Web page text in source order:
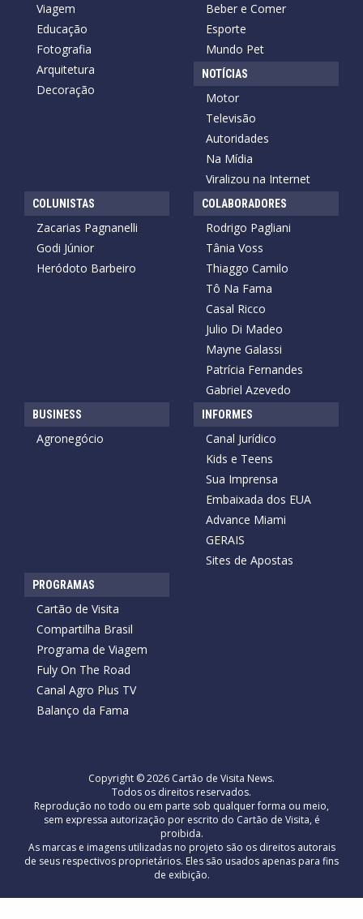
Viagem
Educação
Fotografia
Arquitetura
Decoração
Beber e Comer
Esporte
Mundo Pet
NOTÍCIAS
Motor
Televisão
Autoridades
Na Mídia
Viralizou na Internet
COLUNISTAS
Zacarias Pagnanelli
Godi Júnior
Heródoto Barbeiro
COLABORADORES
Rodrigo Pagliani
Tânia Voss
Thiaggo Camilo
Tô Na Fama
Casal Ricco
Julio Di Madeo
Mayne Galassi
Patrícia Fernandes
Gabriel Azevedo
BUSINESS
Agronegócio
INFORMES
Canal Jurídico
Kids e Teens
Sua Imprensa
Embaixada dos EUA
Advance Miami
GERAIS
Sites de Apostas
PROGRAMAS
Cartão de Visita
Compartilha Brasil
Programa de Viagem
Fuly On The Road
Canal Agro Plus TV
Balanço da Fama
Copyright © 2026 Cartão de Visita News.
Todos os direitos reservados.
Reprodução no todo ou em parte sob qualquer forma ou meio,
sem expressa autorização por escrito do Cartão de Visita, é
proibida.
As marcas e imagens utilizadas no projeto são os direitos autorais
de seus respectivos proprietários. Eles são usados ​​apenas para fins
de exibição.